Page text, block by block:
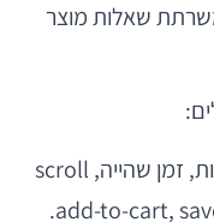
שאלות מוצר
: הקלקות, זמן שהייה, scroll